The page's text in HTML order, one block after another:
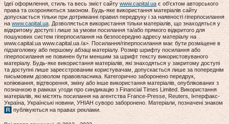
Ідеї оформлення, стиль та весь зміст сайту www.capital.ua є об'єктом авторського
права та охороняються законом. Будь-яке використання матеріалів сайту
допускається тільки при дотриманні правил передруку і за наявності гіперпосилання
на www.capital.ua. Дозволяється використання тільки матеріалів, що знаходяться у
відкритому доступі і лише за умови посилання та/або прямого відкритого для
пошукових систем гіперпосилання на безпосередню адресу матеріалу на
www.capital.ua www.capital.ua /a>. Посилання/гіперпосилання має бути розміщене в
підзаголовку або першому абзаці матеріалу. Розмір шрифту посилання або
гіперпосилання не повинен бути меншим за шрифт тексту використовуваного
матеріалу. Будь-яке використання матеріалів, які знаходяться у закритому доступі
та доступні лише зареєстрованим користувачам, допускається лише за попереднім
письмовим дозволом правовласника. Категорично заборонено передрук,
копіювання, відтворення, зміну або інше використання матеріалів, опублікованих з
позначкою в рамках угоди про синдикацію з Financial Times Limited. Використання
матеріалів, які містять посилання на агентства France-Presse, Reuters, Інтерфакс-
Україна, Українські новини, УНІАН суворо заборонено. Матеріали, позначені знаком
публікуються на правах реклами.